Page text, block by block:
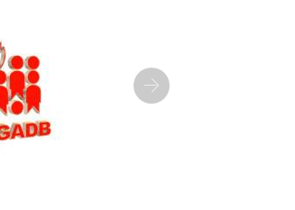
Next